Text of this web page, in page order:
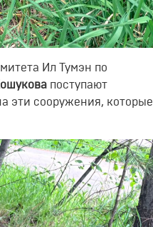
Ил Тумэн по
поступают
эти сооружения, которые